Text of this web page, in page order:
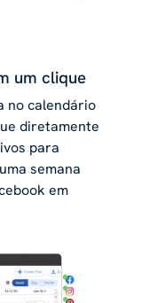
um clique
no calendário
diretamente
para
semana
em